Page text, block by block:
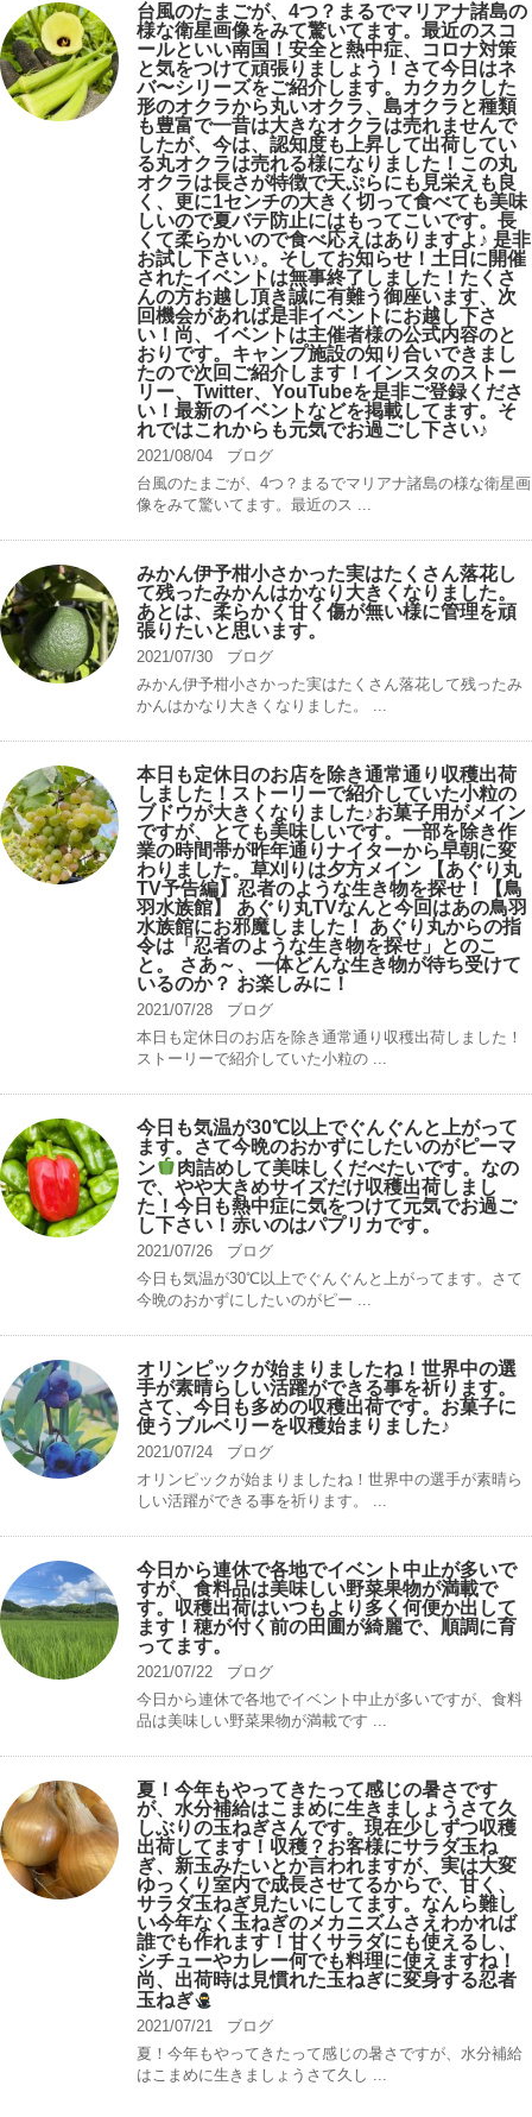
台風のたまごが、4つ？まるでマリアナ諸島の
様な衛星画像をみて驚いてます。最近のスコ
ールといい南国！安全と熱中症、コロナ対策
と気をつけて頑張りましょう！さて今日はネ
バ〜シリーズをご紹介します。カクカクした
形のオクラから丸いオクラ、島オクラと種類
も豊富で一昔は大きなオクラは売れませんで
したが、今は、認知度も上昇して出荷してい
る丸オクラは売れる様になりました！この丸
オクラは長さが特徴で天ぷらにも見栄えも良
く、更に1センチの大きく切って食べても美味
しいので夏バテ防止にはもってこいです。長
くて柔らかいので食べ応えはありますよ♪ 是非
お試し下さい♪。そしてお知らせ！土日に開催
されたイベントは無事終了しました！たくさ
んの方お越し頂き誠に有難う御座います、次
回機会があれば是非イベントにお越し下さ
い！尚、イベントは主催者様の公式内容のと
おりです。キャンプ️施設の知り合いできまし
たので次回ご紹介します！インスタのストー
リー、Twitter、YouTubeを是非ご登録くださ
い！最新のイベントなどを掲載してます。そ
れではこれからも元気でお過ごし下さい♪
2021/08/04
ブログ
台風のたまごが、4つ？まるでマリアナ諸島の様な衛星画
像をみて驚いてます。最近のス ...
みかん伊予柑小さかった実はたくさん落花し
て残ったみかんはかなり大きくなりました。
あとは、柔らかく甘く傷が無い様に管理を頑
張りたいと思います。
2021/07/30
ブログ
みかん伊予柑小さかった実はたくさん落花して残ったみ
かんはかなり大きくなりました。 ...
本日も定休日のお店を除き通常通り収穫出荷
しました！ストーリーで紹介していた小粒の
ブドウが大きくなりました♪お菓子用がメイン
ですが、とても美味しいです。一部を除き作
業の時間帯が昨年通りナイターから早朝に変
わりました。草刈りは夕方メイン 【あぐり丸
TV予告編】忍者のような生き物を探せ！【鳥
羽水族館】 あぐり丸TVなんと今回はあの鳥羽
水族館にお邪魔しました！ あぐり丸からの指
令は「忍者のような生き物を探せ」とのこ
と。 さあ～、一体どんな生き物が待ち受けて
いるのか？ お楽しみに！
2021/07/28
ブログ
本日も定休日のお店を除き通常通り収穫出荷しました！
ストーリーで紹介していた小粒の ...
今日も気温が30℃以上でぐんぐんと上がって
ます。さて今晩のおかずにしたいのがピーマ
ン
肉詰めして美味しくだべたいです。なの
で、やや大きめサイズだけ収穫出荷しまし
た！今日も熱中症に気をつけて元気でお過ご
し下さい！赤いのはパプリカです。
2021/07/26
ブログ
今日も気温が30℃以上でぐんぐんと上がってます。さて
今晩のおかずにしたいのがピー ...
オリンピックが始まりましたね！世界中の選
手が素晴らしい活躍ができる事を祈ります。
さて、今日も多めの収穫出荷です。お菓子に
使うブルベリーを収穫始まりました♪
2021/07/24
ブログ
オリンピックが始まりましたね！世界中の選手が素晴ら
しい活躍ができる事を祈ります。 ...
今日から連休で各地でイベント中止が多いで
すが、食料品は美味しい野菜果物が満載で
す。収穫出荷はいつもより多く何便か出して
ます！穂が付く前の田圃が綺麗で、順調に育
ってます。
2021/07/22
ブログ
今日から連休で各地でイベント中止が多いですが、食料
品は美味しい野菜果物が満載です ...
夏！今年もやってきたって感じの暑さです
が、水分補給はこまめに生きましょうさて久
しぶりの玉ねぎさんです。現在少しずつ収穫
出荷してます！収穫？お客様にサラダ玉ね
ぎ、新玉みたいとか言われますが、実は大変
ゆっくり室内で成長させてるからで、甘く、
サラダ玉ねぎ見たいにしてます。なんら難し
い今年なく玉ねぎのメカニズムさえわかれば
誰でも作れます！甘くサラダにも使えるし、
シチューやカレー何でも料理に使えますね！
尚、出荷時は見慣れた玉ねぎに変身する忍者
玉ねぎ
2021/07/21
ブログ
夏！今年もやってきたって感じの暑さですが、水分補給
はこまめに生きましょうさて久し ...